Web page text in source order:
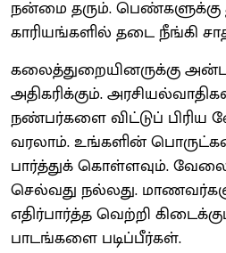
நன்மை தரும்.
காரியங்களில் தடை நீங்கி
கலைத்துறையினருக்கு
அதிகரிக்கும்.
நண்பர்களை விட்டுப் பிரிய
வரலாம். உங்களின்
பார்த்துக் கொள்ளவும்.
செல்வது நல்லது.
எதிர்பார்த்த வெற்றி
பாடங்களை படிப்பீர்கள்.